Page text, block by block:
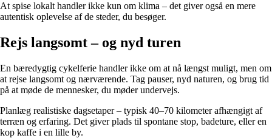
At spise lokalt handler ikke kun om klima – det giver også en mere
autentisk oplevelse af de steder, du besøger.
Rejs langsomt – og nyd turen
En bæredygtig cykelferie handler ikke om at nå længst muligt, men om
at rejse langsomt og nærværende. Tag pauser, nyd naturen, og brug tid
på at møde de mennesker, du møder undervejs.
Planlæg realistiske dagsetaper – typisk 40–70 kilometer afhængigt af
terræn og erfaring. Det giver plads til spontane stop, badeture, eller en
kop kaffe i en lille by.